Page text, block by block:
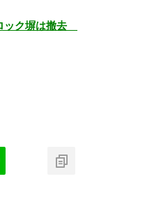
ック塀は撤去